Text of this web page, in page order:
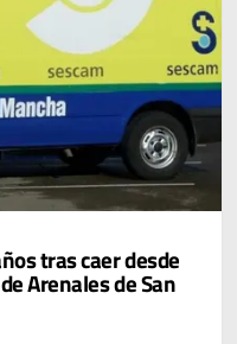
tras caer desde
Arenales de San